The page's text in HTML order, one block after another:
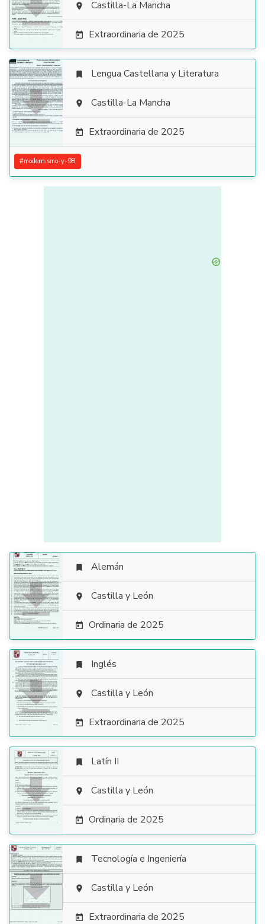
  Castilla-La Mancha
 Extraordinaria de 2025

 Lengua Castellana y Literatura
 Castilla-La Mancha
 Extraordinaria de 2025
#modernismo-y-98

 Alemán
 Castilla y León
 Ordinaria de 2025

 Inglés
 Castilla y León
 Extraordinaria de 2025

 Latín II
 Castilla y León
 Ordinaria de 2025

 Tecnología e Ingeniería
 Castilla y León
 Extraordinaria de 2025